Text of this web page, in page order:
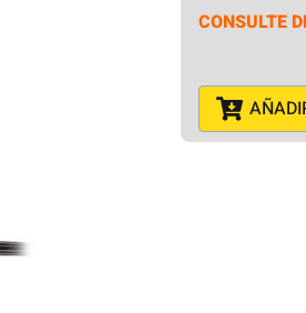
CONSULTE